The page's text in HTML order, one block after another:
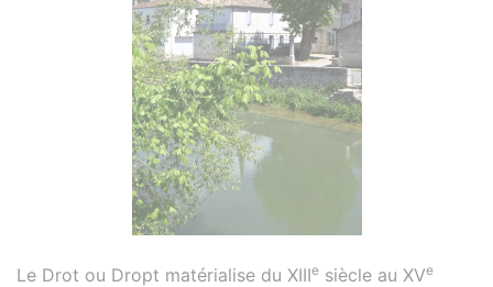
Le Drot ou Dropt matérialise du XIIIe siècle au XVe